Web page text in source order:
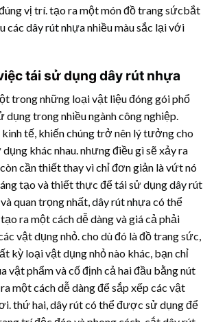
vị trí. tạo ra một món đồ trang sứcbắt
các dây rút nhựanhiều màu sắc lại với
tái sử dụng dây rút nhựa
trong những loại vật liệu đóng gói phổ
trong nhiều ngành công nghiệp.
kinh tế, khiến chúng trở nên lý tưởng cho
khác nhau. nhưng điều gì sẽ xảy ra
cần thiết thay vì chỉ đơn giản là vứt nó
tạo và thiết thực để tái sử dụngdây rút
quan trọng nhất,dây rút nhựacó thể
ra một cách dễ dàng và giá cả phải
vật dụng nhỏ. cho dù đó là đồ trang sức,
kỳ loại vật dụng nhỏ nào khác, bạn chỉ
vật phẩm và cố định cả hai đầu bằng nút
một cách dễ dàng để sắp xếp các vật
thứ hai, dây rút có thể được sử dụng để